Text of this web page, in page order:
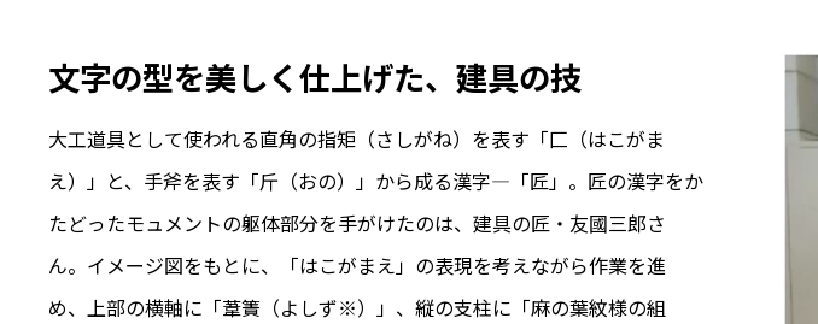
文字の型を美しく仕上げた、建具の技
大工道具として使われる直角の指矩（さしがね）を表す「匚（はこがま
え）」と、手斧を表す「斤（おの）」から成る漢字―「匠」。匠の漢字をか
たどったモュメントの躯体部分を手がけたのは、建具の匠・友國三郎さ
ん。イメージ図をもとに、「はこがまえ」の表現を考えながら作業を進
め、上部の横軸に「葦簀（よしず※）」、縦の支柱に「麻の葉紋様の組